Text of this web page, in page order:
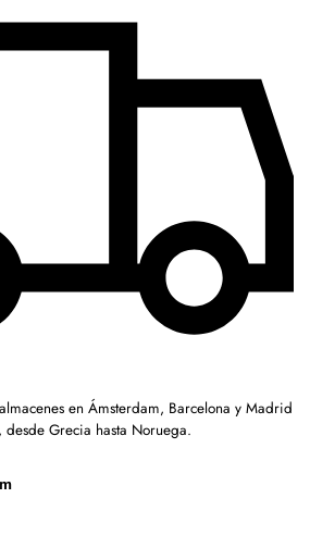
en Ámsterdam, Barcelona y Madrid
Grecia hasta Noruega.